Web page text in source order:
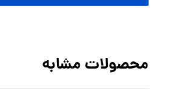
محصولات مشابه